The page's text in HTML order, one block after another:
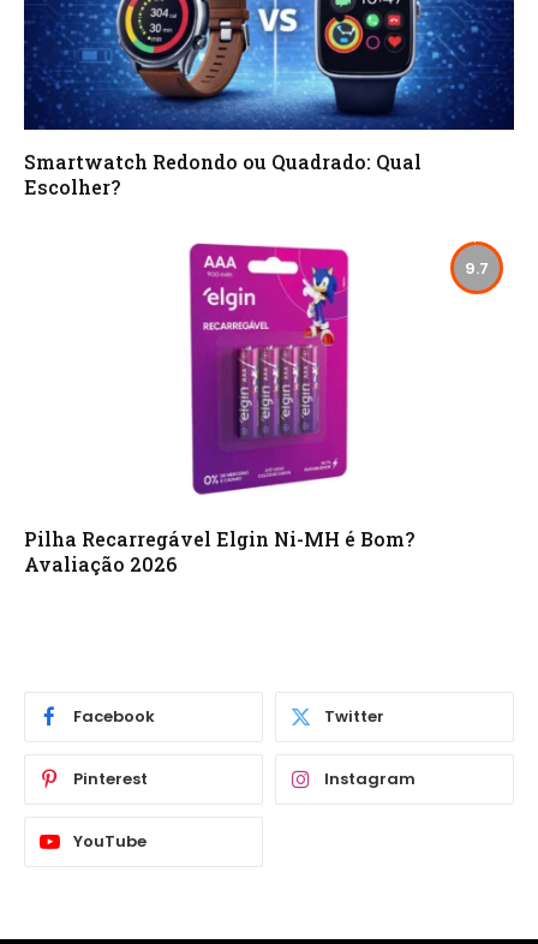
Smartwatch Redondo ou Quadrado: Qual
Escolher?
9.7
Pilha Recarregável Elgin Ni-MH é Bom?
Avaliação 2026
Facebook Twitter
Pinterest Instagram
YouTube